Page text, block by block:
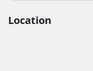
Location